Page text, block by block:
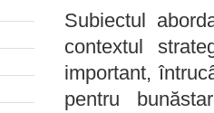
Subiectul
contextul
important,
pentru